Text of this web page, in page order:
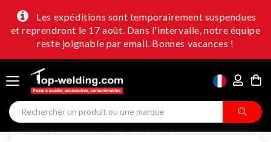
Les expéditions sont temporairement suspendues
et reprendront le 17 août. Dans l'intervalle, notre équipe
reste joignable par email. Bonnes vacances !